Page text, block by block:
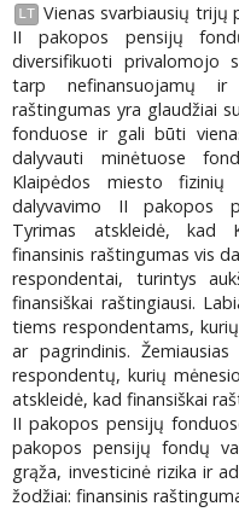
LT Vienas svarbiausių
II pakopos pensijų
diversifikuoti privalomojo
tarp nefinansuojamų ir
raštingumas yra glaudžiai
fonduose ir gali būti
dalyvauti minėtuose
Klaipėdos miesto fizinių
dalyvavimo II pakopos
Tyrimas atskleidė, kad
finansinis raštingumas vis
respondentai, turintys
finansiškai raštingiausi.
tiems respondentams,
ar pagrindinis.
respondentų, kurių
atskleidė, kad finansiškai
II pakopos pensijų
pakopos pensijų fondų
grąža, investicinė rizika ir
žodžiai: finansinis